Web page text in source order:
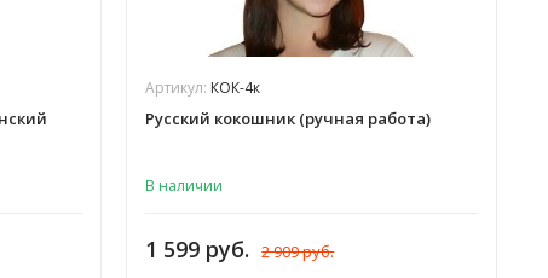
Артикул: КОК-4к
Русский кокошник (ручная работа)
В наличии
1 599 руб. 2 909 руб.